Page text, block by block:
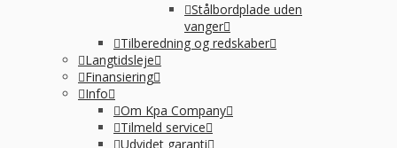
Stålbordplade uden
vanger
Tilberedning og redskaber
Langtidsleje
Finansiering
Info
Om Kpa Company
Tilmeld service
Udvidet garanti